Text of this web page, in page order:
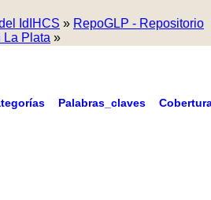
IdIHCS » RepoGLP - Repositorio
La Plata »
Palabras_claves